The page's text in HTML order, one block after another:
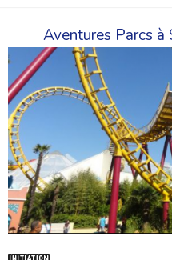
Aventures Parcs à